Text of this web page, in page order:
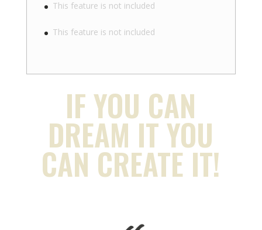
This feature is not included
This feature is not included
IF YOU CAN
DREAM IT YOU
CAN CREATE IT!